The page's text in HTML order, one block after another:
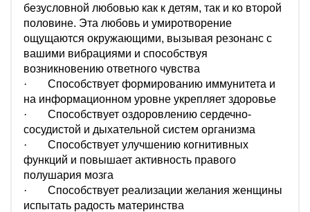
безусловной любовью как к детям, так и ко второй
половине. Эта любовь и умиротворение
ощущаются окружающими, вызывая резонанс с
вашими вибрациями и способствуя
возникновению ответного чувства
·
Способствует формированию иммунитета и
на информационном уровне укрепляет здоровье
·
Способствует оздоровлению сердечно-
сосудистой и дыхательной систем организма
·
Способствует улучшению когнитивных
функций и повышает активность правого
полушария мозга
·
Способствует реализации желания женщины
испытать радость материнства